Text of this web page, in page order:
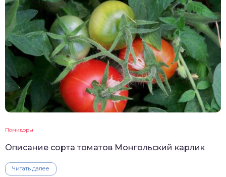
Помидоры
Описание сорта томатов Монгольский карлик
Читать далее